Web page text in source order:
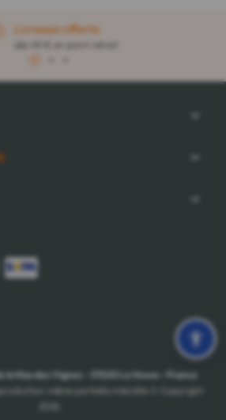
Livraison offerte
dès 49 € en point retrait
la Nau des Vignes La Veuve
France
même partielle interdite © Copyright